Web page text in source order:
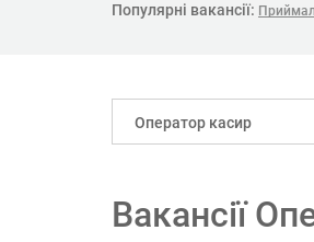
Популярні вакансії:
Оператор касир
Вакансії